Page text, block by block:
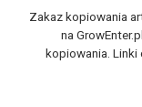
Zakaz kopiowania
na
kopiowania. Linki